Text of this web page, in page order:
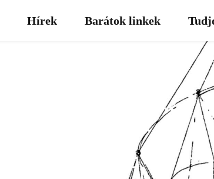
Hírek Barátok linkek